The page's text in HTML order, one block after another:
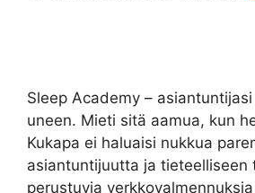
Sleep Academy –
uneen. Mieti sitä aamua, kun
Kukapa ei haluaisi nukkua
asiantuntijuutta ja tieteelliseen
perustuvia